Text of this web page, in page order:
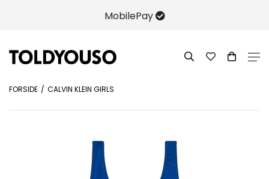
MobilePay
FORSIDE CALVIN KLEIN GIRLS